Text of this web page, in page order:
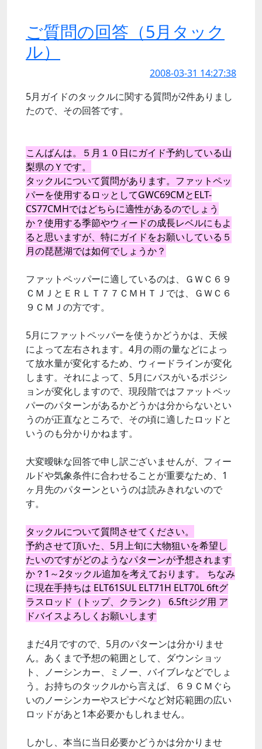
ご質問の回答（5月タック
ル）
2008-03-31 14:27:38
5月ガイドのタックルに関する質問が2件ありまし
たので、その回答です。
こんばんは。５月１０日にガイド予約している山
梨県のＹです。
タックルについて質問があります。ファットペッ
パーを使用するロッとしてGWC69CMとELT-
CS77CMHではどちらに適性があるのでしょう
か？使用する季節やウィードの成長レベルにもよ
ると思いますが、特にガイドをお願いしている５
月の琵琶湖では如何でしょうか？
ファットペッパーに適しているのは、ＧＷＣ６９
ＣＭＪとＥＲＬＴ７７ＣＭＨＴＪでは、ＧＷＣ６
９ＣＭＪの方です。
5月にファットペッパーを使うかどうかは、天候
によって左右されます。4月の雨の量などによっ
て放水量が変化するため、ウィードラインが変化
します。それによって、5月にバスがいるポジシ
ョンが変化しますので、現段階ではファットペッ
パーのパターンがあるかどうかは分からないとい
うのが正直なところで、その頃に適したロッドと
いうのも分かりかねます。
大変曖昧な回答で申し訳ございませんが、フィー
ルドや気象条件に合わせることが重要なため、1
ヶ月先のパターンというのは読みきれないので
す。
タックルについて質問させてください。
予約させて頂いた、5月上旬に大物狙いを希望し
たいのですがどのようなパターンが予想されます
か？1～2タックル追加を考えております。 ちなみ
に現在手持ちは ELT61SUL ELT71H ELT70L 6ftグ
ラスロッド（トップ、クランク） 6.5ftジグ用 ア
ドバイスよろしくお願いします
まだ4月ですので、5月のパターンは分かりませ
ん。あくまで予想の範囲として、ダウンショッ
ト、ノーシンカー、ミノー、バイブレなどでしょ
う。お持ちのタックルから言えば、６９ＣＭぐら
いのノーシンカーやスピナベなど対応範囲の広い
ロッドがあと1本必要かもしれません。
しかし、本当に当日必要かどうかは分かりませ